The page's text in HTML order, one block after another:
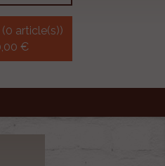
(0 article(s))
€